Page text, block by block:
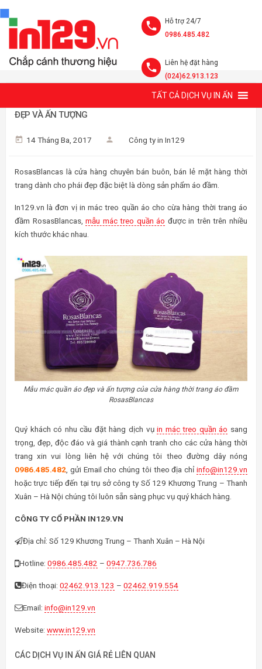
Hỗ trợ 24/7
0986.485.482
Liên hệ đặt hàng
(024)62.913.123
TẤT CẢ DỊCH VỤ IN ẤN
MẪU MÁC TREO QUẦN ÁO SHOP ÁO ĐẦM ROSASBLANCAS
ĐẸP VÀ ẤN TƯỢNG
14 Tháng Ba, 2017 Công ty in In129
RosasBlancas là cửa hàng chuyên bán buôn, bán lẻ mặt hàng thời
trang dành cho phái đẹp đặc biệt là dòng sản phẩm áo đầm.
In129.vn là đơn vị in mác treo quần áo cho cừa hàng thời trang áo
đầm RosasBlancas,mẫu mác treo quần áo được in trên trên nhiều
kích thước khác nhau.
Mẫu mác quần áo đẹp và ấn tượng của cửa hàng thời trang áo đầm
RosasBlancas
Quý khách có nhu cầu đặt hàng dịch vụin mác treo quần áo sang
trọng, đẹp, độc đáo và giá thành cạnh tranh cho các cửa hàng thời
trang xin vui lòng liên hệ với chúng tôi theo đường dây nóng
0986.485.482 , gửi Email cho chúng tôi theo địa chỉ info@in129.vn
hoặc trực tiếp đến tại trụ sở công ty Số 129 Khương Trung – Thanh
Xuân – Hà Nội chúng tôi luôn sẵn sàng phục vụ quý khách hàng.
CÔNG TY CỔ PHẦN IN129.VN
Địa chỉ: Số 129 Khương Trung – Thanh Xuân – Hà Nội
Hotline: 0986.485.482 – 0947.736.786
Điện thoại: 02462.913.123 – 02462.919.554
Email: info@in129.vn
Website: www.in129.vn
CÁC DỊCH VỤ IN ẤN GIÁ RẺ LIÊN QUAN